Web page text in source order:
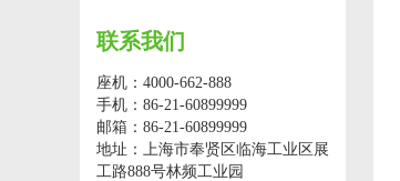
联系我们
座机：4000-662-888
手机：86-21-60899999
邮箱：86-21-60899999
地址：上海市奉贤区临海工业区展
工路888号林频工业园